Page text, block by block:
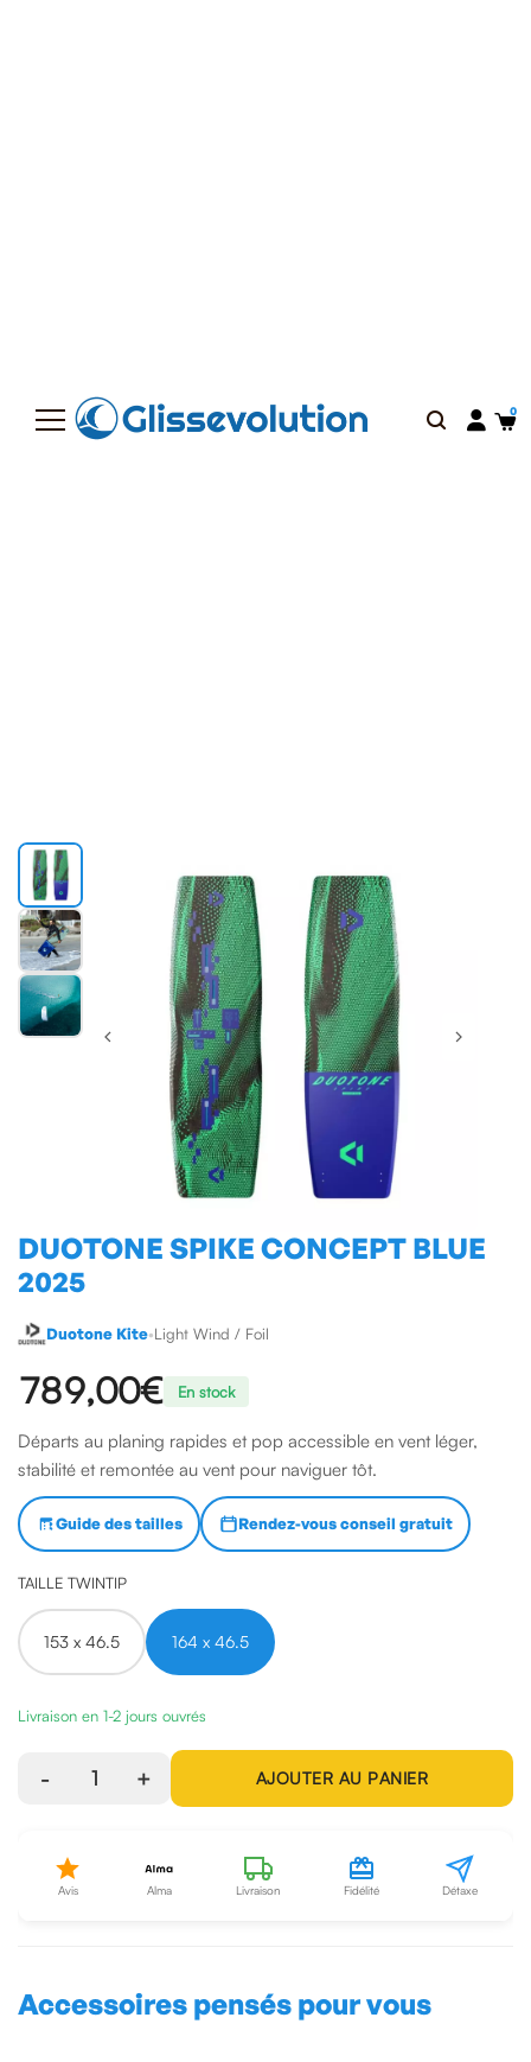
DUOTONE SPIKE CONCEPT BLUE
2025
Duotone Kite•Light Wind / Foil
789,00 € En stock
Départs au planing rapides et pop accessible en vent léger,
stabilité et remontée au vent pour naviguer tôt.
Guide des tailles Rendez-vous conseil gratuit
TAILLE TWINTIP
153 x 46.5 164 x 46.5
Livraison en 1-2 jours ouvrés
- 1 + AJOUTER AU PANIER
Avis Alma Livraison Fidélité Détaxe
Accessoires pensés pour vous